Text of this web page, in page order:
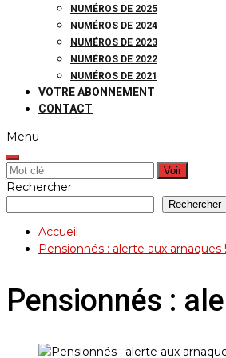
NUMÉROS DE 2025
NUMÉROS DE 2024
NUMÉROS DE 2023
NUMÉROS DE 2022
NUMÉROS DE 2021
VOTRE ABONNEMENT
CONTACT
Menu
Rechercher:
Rechercher
Rechercher
Accueil
Pensionnés : alerte aux arnaques !
Pensionnés :